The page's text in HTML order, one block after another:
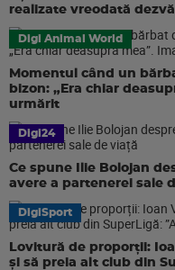
realizate vreodată
Digi Animal World
Momentul când un
bizon: „Era chiar
urmărit
Digi24
Ce spune Ilie Bolojan
avere a partenerei sale
DigiSport
Lovitură de proporții:
și să preia alt club din